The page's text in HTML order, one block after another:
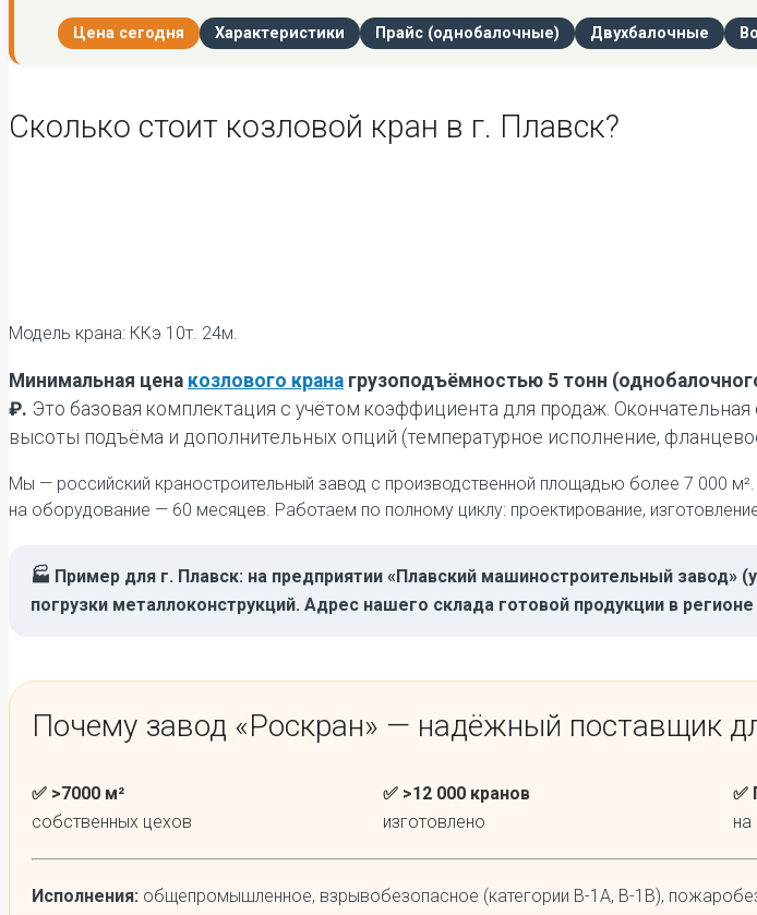
Цена сегодня Характеристики Прайс (однобалочные) Двухбалочные
Сколько стоит козловой кран в г. Плавск?
Модель крана: ККэ 10т. 24м.
Минимальная цена козлового крана грузоподъёмностью 5 тонн
₽. Это базовая комплектация с учётом коэффициента для продаж.
высоты подъёма и дополнительных опций (температурное исполнение,
Мы — российский краностроительный завод с производственной площадью более 7 000
на оборудование — 60 месяцев. Работаем по полному циклу: проектирование,
🏭 Пример для г. Плавск: на предприятии «Плавский машиностроительный
погрузки металлоконструкций. Адрес нашего склада готовой продукции в
Почему завод «Роскран» — надёжный поставщик
✅ >7000 м²
собственных цехов
✅ >12 000 кранов
изготовлено
✅
на
Исполнения: общепромышленное, взрывобезопасное (категории В-1А, В-1В),